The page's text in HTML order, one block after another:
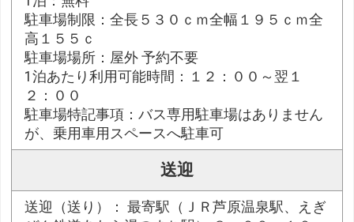
駐車場制限：全長５３０ｃｍ全幅１９５ｃｍ全
高１５５ｃ
駐車場場所：屋外 予約不要
1泊あたり利用可能時間：１２：００～翌１
２：００
駐車場特記事項：バス専用駐車場はありません
が、乗用車用スペースへ駐車可
送迎
送迎（送り）： 最寄駅（ＪＲ芦原温泉駅、えぎ